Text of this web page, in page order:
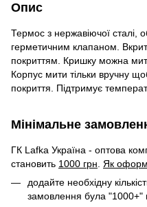
Опис
Термос з нержавіючої сталі,
герметичним клапаном.
покриттям. Кришку можна
Корпус мити тільки вручну
покриття. Підтримує
Мінімальне
ГК Lafka Україна - оптова
становить 1000 грн. Як
додайте необхідну
замовлення була "1000+"